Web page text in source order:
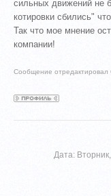
сильных движений не
котировки сбились"
Так что мое мнение
компании!
Сообщение отредактировал
Дата: